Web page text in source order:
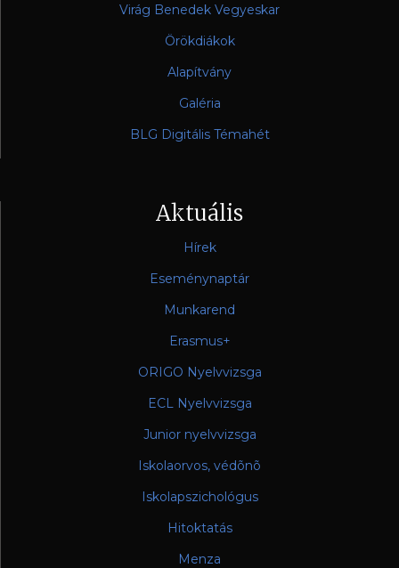
Virág Benedek Vegyeskar
Örökdiákok
Alapítvány
Galéria
BLG Digitális Témahét
Aktuális
Hírek
Eseménynaptár
Munkarend
Erasmus+
ORIGO Nyelvvizsga
ECL Nyelvvizsga
Junior nyelvvizsga
Iskolaorvos, védõnõ
Iskolapszichológus
Hitoktatás
Menza